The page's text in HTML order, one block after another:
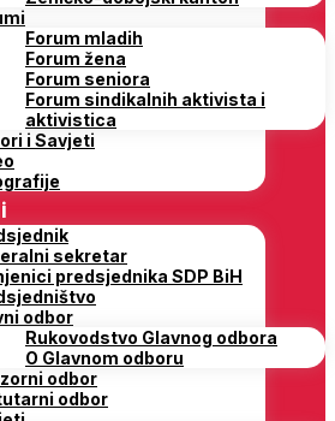
Forum mladih
Forum žena
Forum seniora
Forum sindikalnih aktivista i
aktivistica
i Savjeti
sekretar
predsjednika SDP BiH
odbor
Rukovodstvo Glavnog odbora
O Glavnom odboru
odbor
odbor